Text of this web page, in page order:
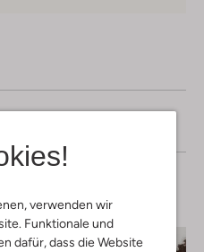
verwenden wir
Funktionale und
dafür, dass die Website
Look